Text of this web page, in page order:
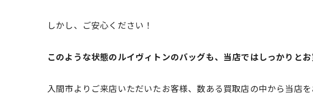
しかし、ご安心ください！
このような状態のルイヴィトンのバッグも、当店ではしっかりと
入間市よりご来店いただいたお客様、数ある買取店の中から当店